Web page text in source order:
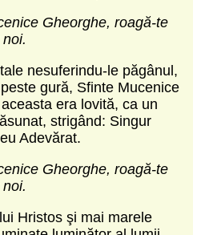
Gheorghe, roagă-te
nesuferindu-le păgânul,
gură, Sfinte Mucenice
era lovită, ca un
strigând: Singur
Adevărat.
Gheorghe, roagă-te
Hristos şi mai marele